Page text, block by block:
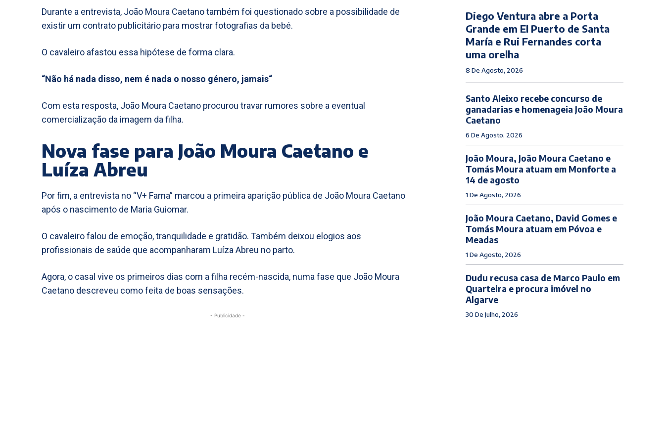
Durante a entrevista, João Moura Caetano também foi questionado sobre a possibilidade de
existir um contrato publicitário para mostrar fotografias da bebé.
O cavaleiro afastou essa hipótese de forma clara.
“Não há nada disso, nem é nada o nosso género, jamais“
Com esta resposta, João Moura Caetano procurou travar rumores sobre a eventual
comercialização da imagem da filha.
Nova fase para João Moura Caetano e
Luíza Abreu
Por fim, a entrevista no “V+ Fama” marcou a primeira aparição pública de João Moura Caetano
após o nascimento de Maria Guiomar.
O cavaleiro falou de emoção, tranquilidade e gratidão. Também deixou elogios aos
profissionais de saúde que acompanharam Luíza Abreu no parto.
Agora, o casal vive os primeiros dias com a filha recém-nascida, numa fase que João Moura
Caetano descreveu como feita de boas sensações.
- Publicidade -
Diego Ventura abre a Porta
Grande em El Puerto de Santa
María e Rui Fernandes corta
uma orelha
8 De Agosto, 2026
Santo Aleixo recebe concurso de
ganadarias e homenageia João Moura
Caetano
6 De Agosto, 2026
João Moura, João Moura Caetano e
Tomás Moura atuam em Monforte a
14 de agosto
1 De Agosto, 2026
João Moura Caetano, David Gomes e
Tomás Moura atuam em Póvoa e
Meadas
1 De Agosto, 2026
Dudu recusa casa de Marco Paulo em
Quarteira e procura imóvel no
Algarve
30 De Julho, 2026